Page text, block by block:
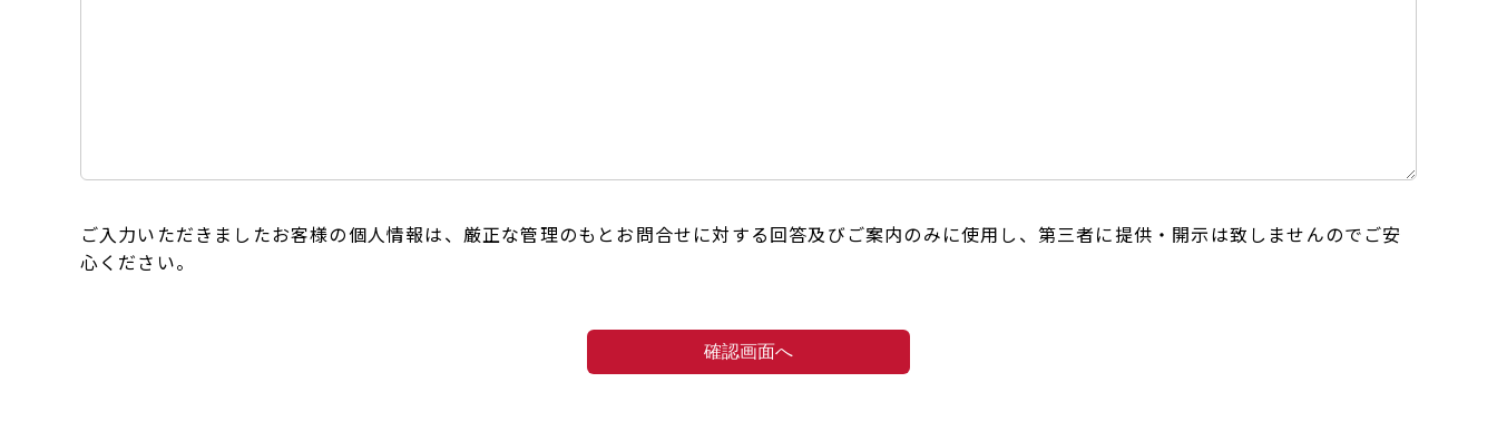
ご入力いただきましたお客様の個人情報は、厳正な管理のもとお問合せに対する回答及びご案内のみに使用し、第三者に提供・開示は致しませんのでご安
心ください。